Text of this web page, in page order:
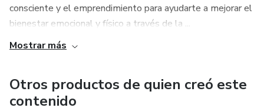
consciente y el emprendimiento para ayudarte a mejorar el
bienestar emocional y físico a través de la ...
Mostrar más
Otros productos de quien creó este
contenido